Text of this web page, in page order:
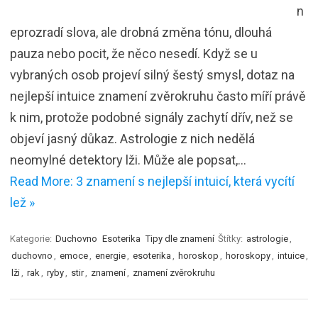
n
eprozradí slova, ale drobná změna tónu, dlouhá
pauza nebo pocit, že něco nesedí. Když se u
vybraných osob projeví silný šestý smysl, dotaz na
nejlepší intuice znamení zvěrokruhu často míří právě
k nim, protože podobné signály zachytí dřív, než se
objeví jasný důkaz. Astrologie z nich nedělá
neomylné detektory lži. Může ale popsat,…
Read More: 3 znamení s nejlepší intuicí, která vycítí
lež »
Kategorie: Duchovno Esoterika Tipy dle znamení Štítky: astrologie
duchovno
emoce energie esoterika horoskop horoskopy intuice
lži
rak ryby stir znamení znamení zvěrokruhu